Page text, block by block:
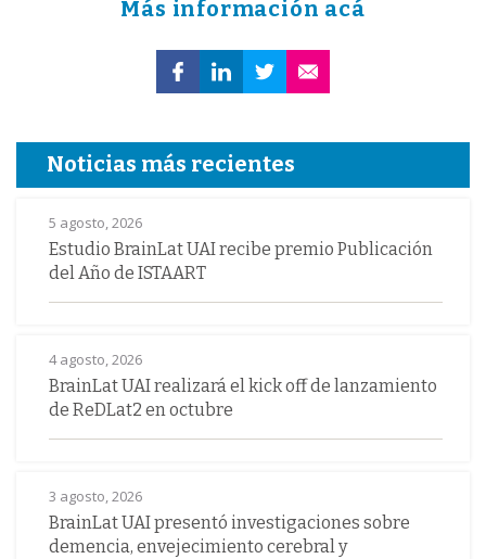
Más información acá
Noticias más recientes
5 agosto, 2026
Estudio BrainLat UAI recibe premio Publicación
del Año de ISTAART
4 agosto, 2026
BrainLat UAI realizará el kick off de lanzamiento
de ReDLat2 en octubre
3 agosto, 2026
BrainLat UAI presentó investigaciones sobre
demencia, envejecimiento cerebral y